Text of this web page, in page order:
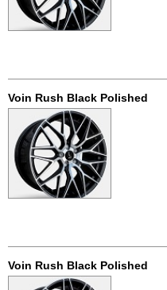
Voin Rush Black Polished
Voin Rush Black Polished